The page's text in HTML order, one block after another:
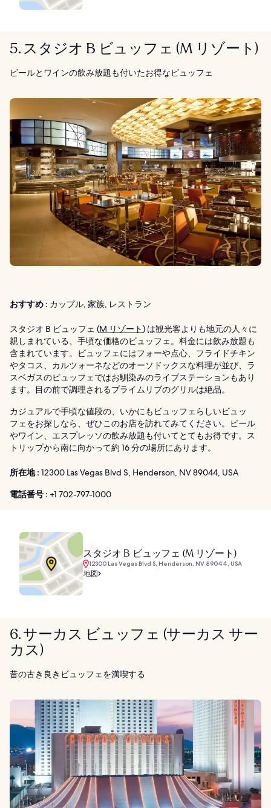
5. スタジオ B ビュッフェ (M リゾート)
ビールとワインの飲み放題も付いたお得なビュッフェ
おすすめ : カップル, 家族, レストラン
スタジオ B ビュッフェ (M リゾート) は観光客よりも地元の人々に
親しまれている、手頃な価格のビュッフェ。料金には飲み放題も
含まれています。ビュッフェにはフォーや点心、フライドチキン
やタコス、カルツォーネなどのオーソドックスな料理が並び、ラ
スベガスのビュッフェではお馴染みのライブステーションもあり
ます。目の前で調理されるプライムリブのグリルは絶品。
カジュアルで手頃な値段の、いかにもビュッフェらしいビュッ
フェをお探しなら、ぜひこのお店を訪れてみてください。ビール
やワイン、エスプレッソの飲み放題も付いてとてもお得です。ス
トリップから南に向かって約 16 分の場所にあります。
所在地 : 12300 Las Vegas Blvd S, Henderson, NV 89044, USA
電話番号 : +1 702-797-1000
スタジオ B ビュッフェ (M リゾート)
12300 Las Vegas Blvd S, Henderson, NV 89044, USA
地図
6. サーカス ビュッフェ (サーカス サー
カス)
昔の古き良きビュッフェを満喫する